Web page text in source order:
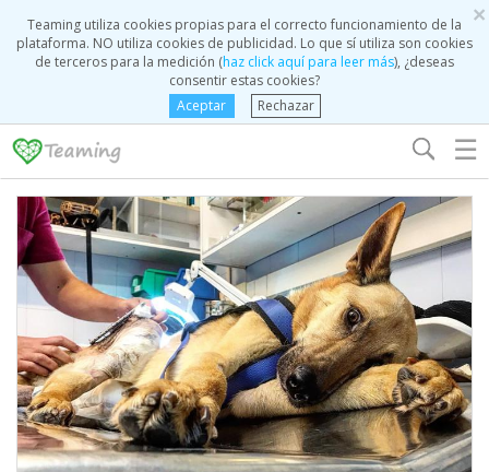
×
Teaming utiliza cookies propias para el correcto funcionamiento de la
plataforma. NO utiliza cookies de publicidad. Lo que sí utiliza son cookies
de terceros para la medición (haz click aquí para leer más), ¿deseas
consentir estas cookies?
Aceptar
Rechazar
☰